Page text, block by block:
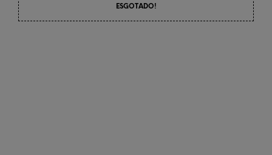
ESGOTADO!